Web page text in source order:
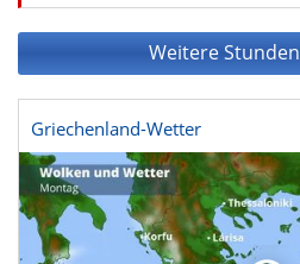
Weitere
Griechenland-Wetter